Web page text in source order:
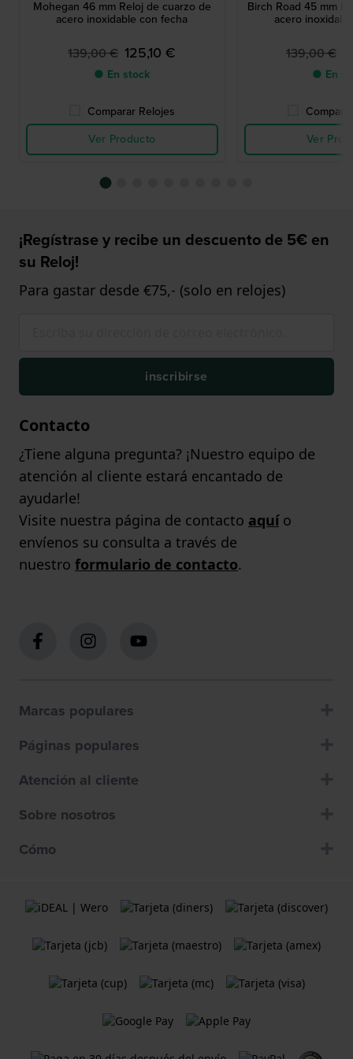
Mohegan 46 mm Reloj de cuarzo de
acero inoxidable con fecha
139,00 € 125,10 €
● En stock
Comparar Relojes
Ver Producto
Birch Road 45 mm
acero
139,00 €
● En
Ver
¡Regístrase y recibe un descuento de 5€ en
su Reloj!
Para gastar desde €75,- (solo en relojes)
inscribirse
Contacto
¿Tiene alguna pregunta? ¡Nuestro equipo de
atención al cliente estará encantado de
ayudarle!
Visite nuestra página de contacto aquío
envíenos su consulta a través de
nuestro formulario de contacto.
Marcas populares
Páginas populares
Atención al cliente
Sobre nosotros
Cómo